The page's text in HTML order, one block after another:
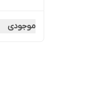
موجودی